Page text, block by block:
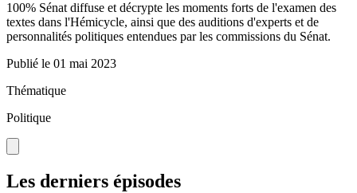
100% Sénat diffuse et décrypte les moments forts de l'examen des
textes dans l'Hémicycle, ainsi que des auditions d'experts et de
personnalités politiques entendues par les commissions du Sénat.
Publié le 01 mai 2023
Thématique
Politique
Les derniers épisodes